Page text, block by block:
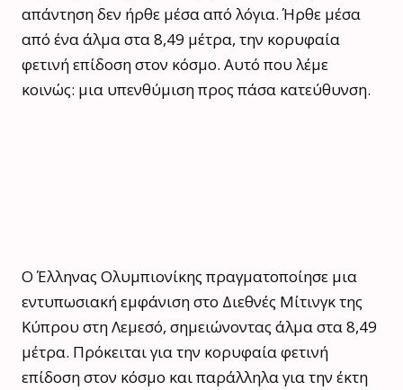
απάντηση δεν ήρθε μέσα από λόγια. Ήρθε μέσα
από ένα άλμα στα 8,49 μέτρα, την κορυφαία
φετινή επίδοση στον κόσμο. Αυτό που λέμε
κοινώς: μια υπενθύμιση προς πάσα κατεύθυνση.
Ο Έλληνας Ολυμπιονίκης πραγματοποίησε μια
εντυπωσιακή εμφάνιση στο Διεθνές Μίτινγκ της
Κύπρου στη Λεμεσό, σημειώνοντας άλμα στα 8,49
μέτρα. Πρόκειται για την κορυφαία φετινή
επίδοση στον κόσμο και παράλληλα για την έκτη